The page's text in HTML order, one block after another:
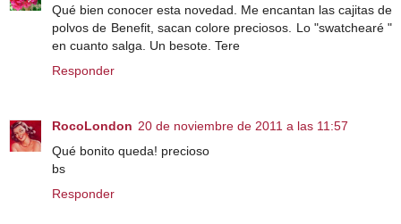
Qué bien conocer esta novedad. Me encantan las cajitas de
polvos de Benefit, sacan colore preciosos. Lo "swatchearé "
en cuanto salga. Un besote. Tere
Responder
RocoLondon 20 de noviembre de 2011 a las 11:57
Qué bonito queda! precioso
bs
Responder